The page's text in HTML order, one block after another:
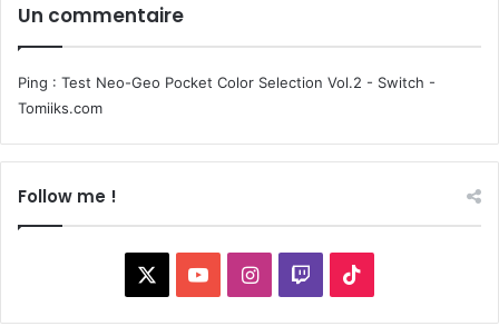
Un commentaire
Ping : Test Neo-Geo Pocket Color Selection Vol.2 - Switch -
Tomiiks.com
Follow me !
YouTubeInstagram
Twitch